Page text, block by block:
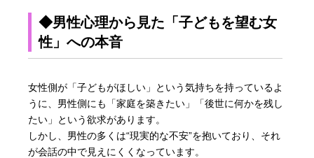
◆男性心理から見た「子どもを望む女
性」への本音
女性側が「子どもがほしい」という気持ちを持っているよ
うに、男性側にも「家庭を築きたい」「後世に何かを残し
たい」という欲求があります。
しかし、男性の多くは“現実的な不安”を抱いており、それ
が会話の中で見えにくくなっています。